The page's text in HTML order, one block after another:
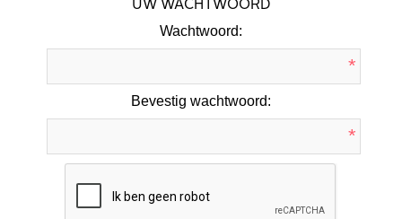
UW WACHTWOORD
Wachtwoord:
*
Bevestig wachtwoord:
*